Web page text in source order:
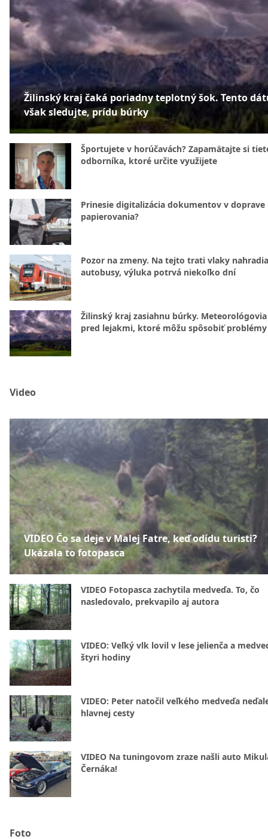
Žilinský kraj čaká poriadny teplotný šok. Tento
však sledujte, prídu búrky
Športujete v horúčavách? Zapamätajte si
odborníka, ktoré určite využijete
Prinesie digitalizácia dokumentov v doprave
papierovania?
Pozor na zmeny. Na tejto trati vlaky nahradia
autobusy, výluka potrvá niekoľko dní
Žilinský kraj zasiahnu búrky.
pred lejakmi, ktoré môžu spôsobiť problémy
Video
VIDEO Čo sa deje v Malej Fatre, keď odídu turisti?
Ukázala to fotopasca
VIDEO Fotopasca zachytila medveďa. To, čo
nasledovalo, prekvapilo aj autora
VIDEO: Veľký vlk lovil v lese jelienča a
štyri hodiny
VIDEO: Peter natočil veľkého medveďa
hlavnej cesty
VIDEO Na tuningovom zraze našli auto
Černáka!
Foto